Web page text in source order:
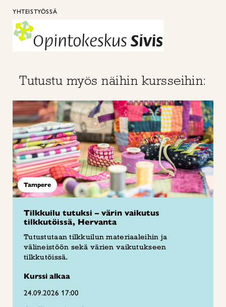
YHTEISTYÖSSÄ
Tutustu myös näihin kursseihin:
Tampere
Tilkkuilu tutuksi – värin vaikutus
tilkkutöissä, Hervanta
Tutustutaan tilkkuilun materiaaleihin ja
välineistöön sekä värien vaikutukseen
tilkkutöissä.
Kurssi alkaa
24.09.2026 17:00